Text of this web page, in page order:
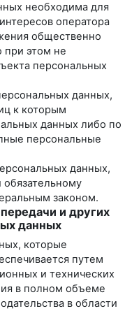
необходима для
оператора
общественно
при этом не
персональных
данных,
к которым
данных либо по
персональные
данных,
законом.
и других
данных
которые
путем
и технических
в полном объеме
в области